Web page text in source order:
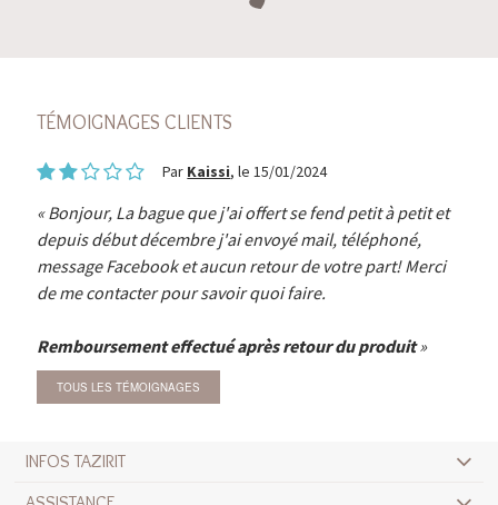
TÉMOIGNAGES CLIENTS
Par Kaissi, le 15/01/2024
Bonjour, La bague que j'ai offert se fend petit à petit et
depuis début décembre j'ai envoyé mail, téléphoné,
message Facebook et aucun retour de votre part! Merci
de me contacter pour savoir quoi faire.
Remboursement effectué après retour du produit
TOUS LES TÉMOIGNAGES
INFOS TAZIRIT